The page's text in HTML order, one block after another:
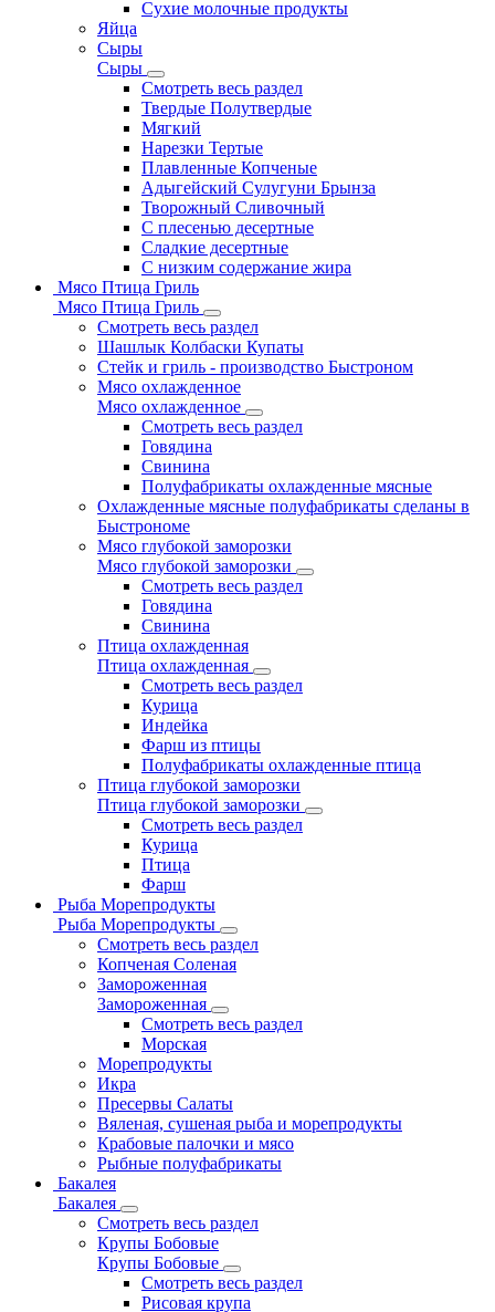
Сухие молочные продукты
Яйца
Сыры
Сыры
Смотреть весь раздел
Твердые Полутвердые
Мягкий
Нарезки Тертые
Плавленные Копченые
Адыгейский Сулугуни Брынза
Творожный Сливочный
С плесенью десертные
Сладкие десертные
С низким содержание жира
Мясо Птица Гриль
Мясо Птица Гриль
Смотреть весь раздел
Шашлык Колбаски Купаты
Стейк и гриль - производство Быстроном
Мясо охлажденное
Мясо охлажденное
Смотреть весь раздел
Говядина
Свинина
Полуфабрикаты охлажденные мясные
Охлажденные мясные полуфабрикаты сделаны в
Быстрономе
Мясо глубокой заморозки
Мясо глубокой заморозки
Смотреть весь раздел
Говядина
Свинина
Птица охлажденная
Птица охлажденная
Смотреть весь раздел
Курица
Индейка
Фарш из птицы
Полуфабрикаты охлажденные птица
Птица глубокой заморозки
Птица глубокой заморозки
Смотреть весь раздел
Курица
Птица
Фарш
Рыба Морепродукты
Рыба Морепродукты
Смотреть весь раздел
Копченая Соленая
Замороженная
Замороженная
Смотреть весь раздел
Морская
Морепродукты
Икра
Пресервы Салаты
Вяленая, сушеная рыба и морепродукты
Крабовые палочки и мясо
Рыбные полуфабрикаты
Бакалея
Бакалея
Смотреть весь раздел
Крупы Бобовые
Крупы Бобовые
Смотреть весь раздел
Рисовая крупа